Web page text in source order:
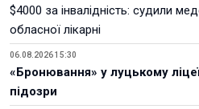
$4000 за інвалідність: судили
обласної лікарні
06.08.2026 15:30
«Бронювання» у луцькому
підозри